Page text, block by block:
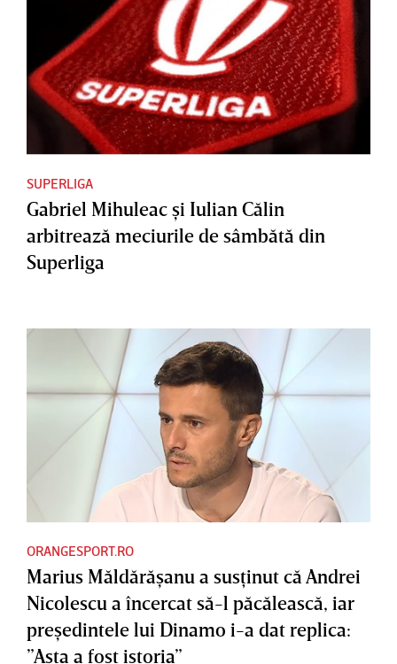
SUPERLIGA
Gabriel Mihuleac şi Iulian Călin
arbitrează meciurile de sâmbătă din
Superliga
ORANGESPORT.RO
Marius Măldărăşanu a susţinut că Andrei
Nicolescu a încercat să-l păcălească, iar
preşedintele lui Dinamo i-a dat replica:
”Asta a fost istoria”